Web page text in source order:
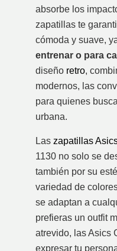
absorbe los
zapatillas te
cómoda y suave,
entrenar o para
diseño retro,
modernos, las
para quienes
urbana.
Las zapatillas
1130 no solo se
también por su
variedad de
se adaptan a
prefieras un outfit
atrevido, las Asics
expresar tu